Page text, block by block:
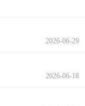
2026-06-29
2026-06-18